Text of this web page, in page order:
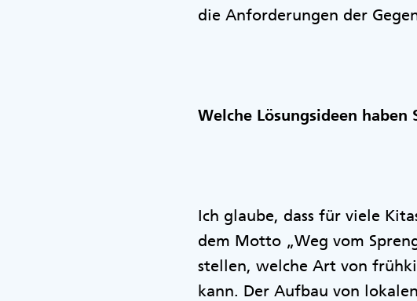
die Anforderungen der
Welche Lösungsideen haben
Ich glaube, dass für viele
dem Motto „Weg vom
stellen, welche Art von
kann. Der Aufbau von